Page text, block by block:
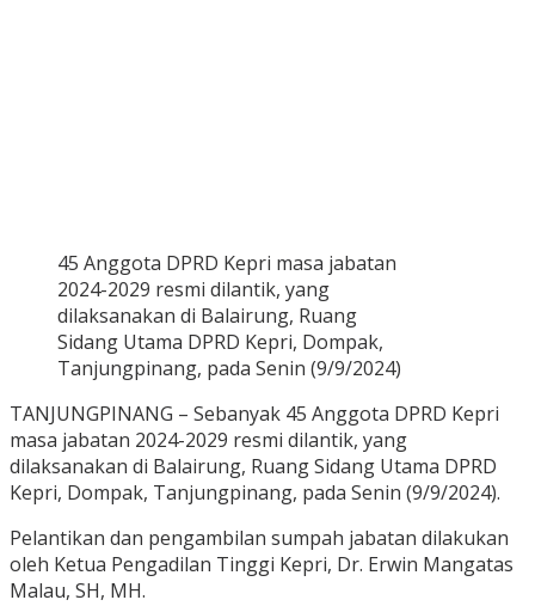
45 Anggota DPRD Kepri masa jabatan
2024-2029 resmi dilantik, yang
dilaksanakan di Balairung, Ruang
Sidang Utama DPRD Kepri, Dompak,
Tanjungpinang, pada Senin (9/9/2024)
TANJUNGPINANG – Sebanyak 45 Anggota DPRD Kepri
masa jabatan 2024-2029 resmi dilantik, yang
dilaksanakan di Balairung, Ruang Sidang Utama DPRD
Kepri, Dompak, Tanjungpinang, pada Senin (9/9/2024).
Pelantikan dan pengambilan sumpah jabatan dilakukan
oleh Ketua Pengadilan Tinggi Kepri, Dr. Erwin Mangatas
Malau, SH, MH.